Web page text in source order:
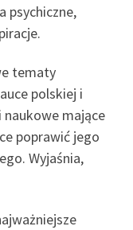
psychiczne,
tematy
polskiej i
mające
poprawić jego
Wyjaśnia,